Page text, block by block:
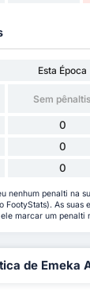
Esta Época
Sem pênaltis
0
0
0
nenhum penalti na
FootyStats). As suas
marcar um penalti
de Emeka